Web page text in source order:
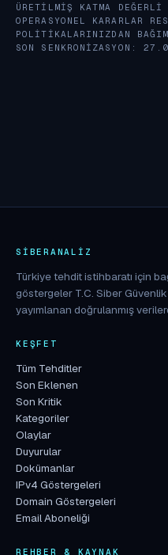
ÜRETILMIŞ KATMA
OPERASYONEL KARARLAR
POLITIKALARINIZDAN
SON SENKRONIZASYON:
SIBERANALIZ
Türkiye tehdit istihbaratı için
göstergeler T.C. Siber Güvenlik
yayımlanan doğrulanmış
KEŞFET
Tüm Tehditler
Son Eklenen
Son Kritik
Kategoriler
Olaylar
Duyurular
Dokümanlar
IPv4 Göstergeleri
Domain Göstergeleri
Email Aboneliği
REHBER & KAYNAK